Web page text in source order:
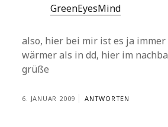
GreenEyesMind
also, hier bei mir ist es ja
wärmer als in dd, hier im
grüße
6. JANUAR 2009 ANTWORTEN